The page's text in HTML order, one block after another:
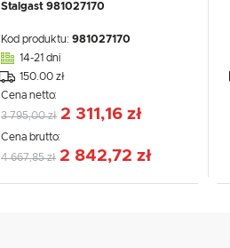
Stalgast 981027170
Kod produktu:981027170
14-21 dni
150.00 zł
Cena netto:
3 795,00 zł 2 311,16 zł
Cena brutto:
4 667,85 zł 2 842,72 zł